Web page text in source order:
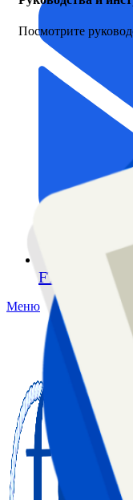
FTS-
Меню
Посмотрите